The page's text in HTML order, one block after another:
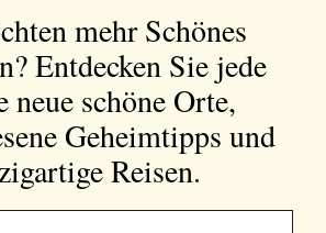
mehr Schönes
Entdecken Sie jede
neue schöne Orte,
Geheimtipps und
Reisen.
und akzeptiere diese.